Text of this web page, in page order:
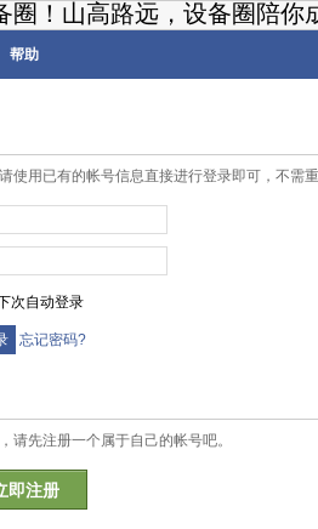
圈！山高路远，设备圈陪你
帮助
使用已有的帐号信息直接进行登录即可，不需
次自动登录
忘记密码?
请先注册一个属于自己的帐号吧。
即注册